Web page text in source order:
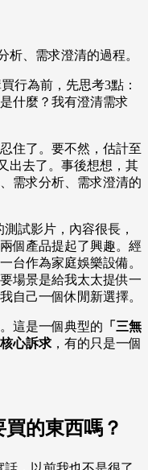
析、需求澄清的過程。
行為前，先思考3點：
什麼？我有澄清需求
住了。要不然，估計至
出去了。事後想想，其
需求分析、需求澄清的
試影片，內容很長，
個產品提起了興趣。經
台作為家庭娛樂設備。
場景是給我太太提供一
自己一個休閒新選擇。
這是一個典型的 「三無
心訴求，有的只是一個
的東西嗎？